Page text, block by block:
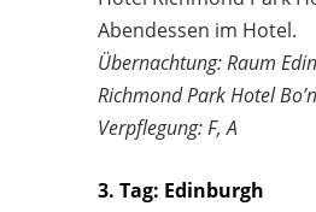
Abendessen im Hotel.
Übernachtung: Raum
Richmond Park Hotel
Verpflegung: F, A
3. Tag: Edinburgh